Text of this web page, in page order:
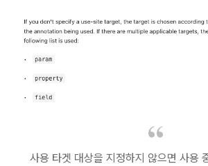
사용 타겟 대상을 지정하지 않으면 사용